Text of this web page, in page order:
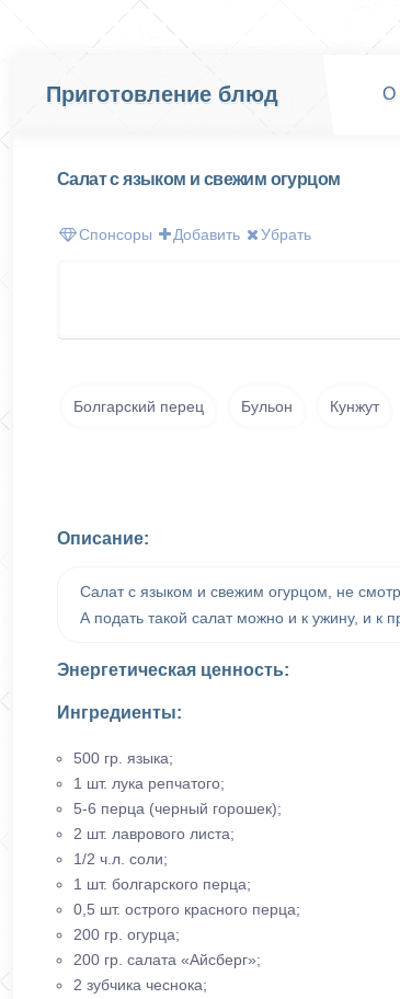
Приготовление блюд О
Салат с языком и свежим огурцом
Спонсоры Добавить Убрать
Болгарский перец Бульон Кунжут
Описание:
Салат с языком и свежим огурцом, не
А подать такой салат можно и к ужину, и к
Энергетическая ценность:
Ингредиенты:
500 гр. языка;
1 шт. лука репчатого;
5-6 перца (черный горошек);
2 шт. лаврового листа;
1/2 ч.л. соли;
1 шт. болгарского перца;
0,5 шт. острого красного перца;
200 гр. огурца;
200 гр. салата «Айсберг»;
2 зубчика чеснока;